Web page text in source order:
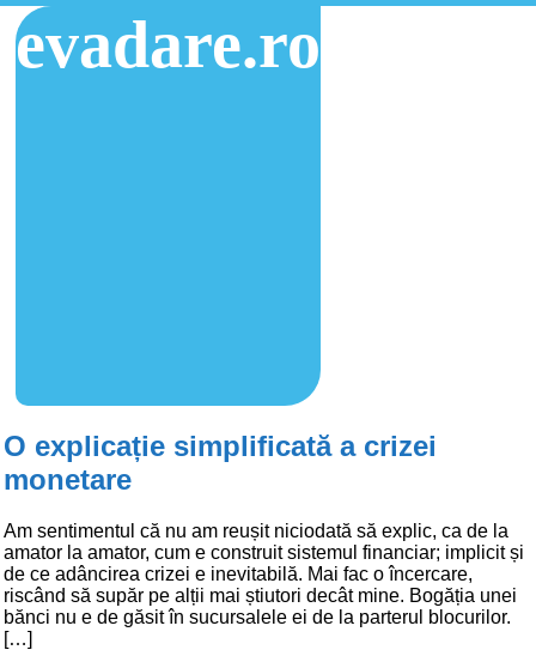
evadare.ro
O explicație simplificată a crizei
monetare
Am sentimentul că nu am reușit niciodată să explic, ca de la
amator la amator, cum e construit sistemul financiar; implicit și
de ce adâncirea crizei e inevitabilă. Mai fac o încercare,
riscând să supăr pe alții mai știutori decât mine. Bogăția unei
bănci nu e de găsit în sucursalele ei de la parterul blocurilor.
[…]